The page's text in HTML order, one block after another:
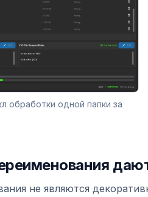
обработки одной папки за
не являются